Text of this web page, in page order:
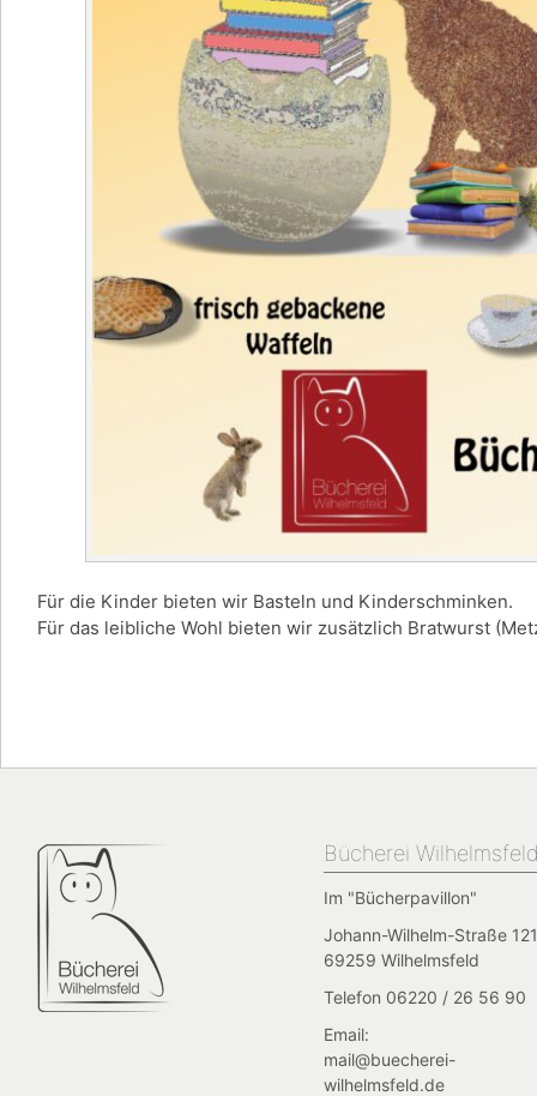
Für die Kinder bieten wir Basteln und Kinderschminken.
Für das leibliche Wohl bieten wir zusätzlich Bratwurst
Bücherei
Im "Bücherpavillon"
Johann-Wilhelm-Straße
69259 Wilhelmsfeld
Telefon 06220 / 26 56 90
Email:
mail@buecherei-
wilhelmsfeld.de